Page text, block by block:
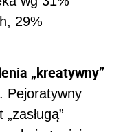
29%
„kreatywny”
. Pejoratywny